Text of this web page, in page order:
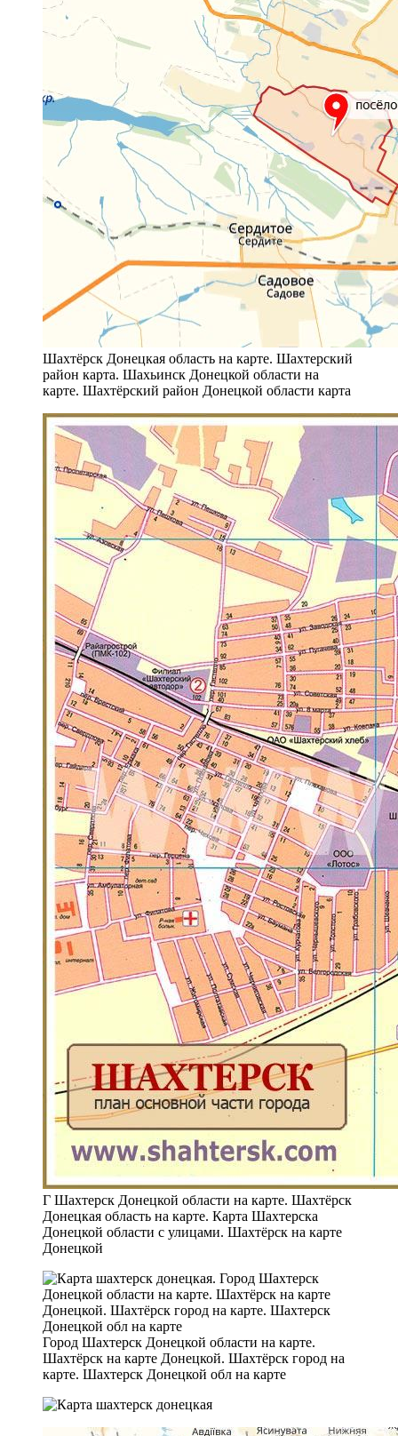
Шахтёрск Донецкая область на карте. Шахтерский
район карта. Шахьинск Донецкой области на
карте. Шахтёрский район Донецкой области карта
Г Шахтерск Донецкой области на карте. Шахтёрск
Донецкая область на карте. Карта Шахтерска
Донецкой области с улицами. Шахтёрск на карте
Донецкой
Город Шахтерск Донецкой области на карте.
Шахтёрск на карте Донецкой. Шахтёрск город на
карте. Шахтерск Донецкой обл на карте